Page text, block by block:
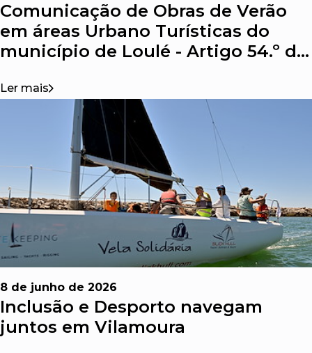
Comunicação de Obras de Verão
em áreas Urbano Turísticas do
município de Loulé - Artigo 54.º do
Ler mais
8 de junho de 2026
Inclusão e Desporto navegam
juntos em Vilamoura